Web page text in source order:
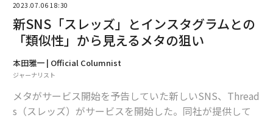
2023.07.06 18:30
新SNS「スレッズ」とインスタグラムとの
「類似性」から見えるメタの狙い
本田雅一 | Official Columnist
ジャーナリスト
メタがサービス開始を予告していた新しいSNS、Thread
s（スレッズ）がサービスを開始した。同社が提供して